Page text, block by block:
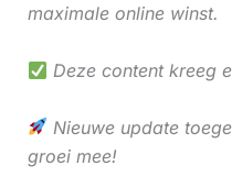
maximale online winst.
Deze content kreeg
Nieuwe update
groei mee!